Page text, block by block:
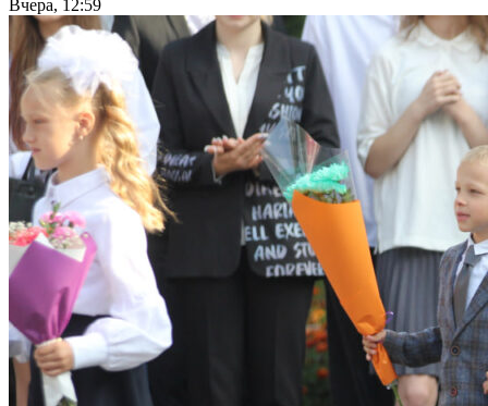
Вчера, 12:59